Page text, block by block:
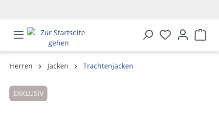
Herren Jacken
Trachtenjacken
EXKLUSIV